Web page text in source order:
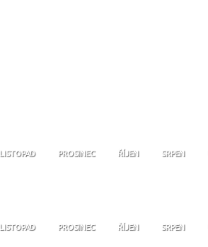
LISTOPAD PROSINEC ŘÍJEN SRPEN
LISTOPAD PROSINEC ŘÍJEN SRPEN